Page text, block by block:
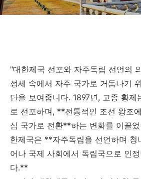
"대한제국 선포와 자주독립 선언의
정세 속에서 자주 국가로 거듭나기
단을 보여줍니다. 1897년, 고종 황제
로 선포하며, **전통적인 조선 왕조
심 국가로 전환**하는 변화를 이끌
한제국은 **자주독립을 선언하며 청
어나 국제 사회에서 독립국으로 인
다.**